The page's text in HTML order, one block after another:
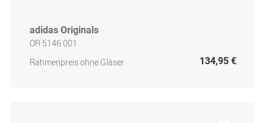
adidas Originals
OR 5146 001
Rahmenpreis ohne Gläser
134,95 €